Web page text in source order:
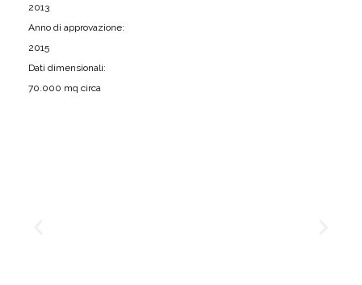
2013
Anno di approvazione:
2015
Dati dimensionali:
70.000 mq circa